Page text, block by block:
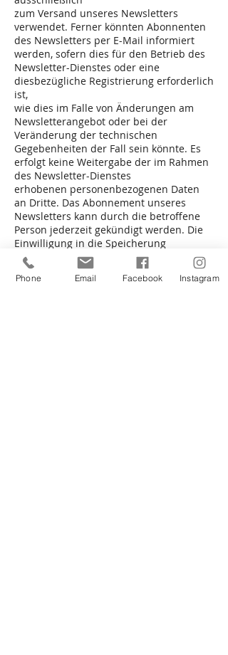
zum Versand unseres Newsletters
verwendet. Ferner könnten Abonnenten
des Newsletters per E-Mail informiert
werden, sofern dies für den Betrieb des
Newsletter-Dienstes oder eine
diesbezügliche Registrierung erforderlich
ist,
wie dies im Falle von Änderungen am
Newsletterangebot oder bei der
Veränderung der technischen
Gegebenheiten der Fall sein könnte. Es
erfolgt keine Weitergabe der im Rahmen
des Newsletter-Dienstes
erhobenen personenbezogenen Daten
an Dritte. Das Abonnement unseres
Newsletters kann durch die betroffene
Person jederzeit gekündigt werden. Die
Einwilligung in die Speicherung
personenbezogener Daten, die die
betroffene Person uns für den
Newsletterversand erteilt hat, kann
Phone Email Facebook Instagram